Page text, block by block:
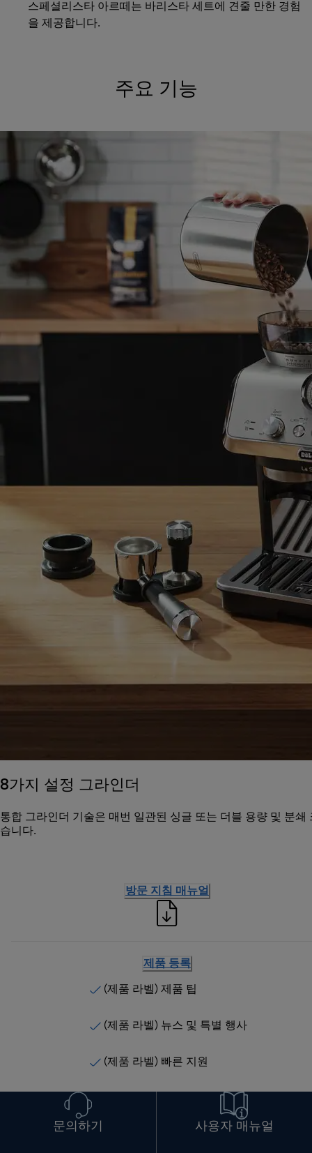
스페셜리스타 아르떼는 바리스타 세트에 견줄 만한 경험
을 제공합니다.
주요 기능
8가지 설정 그라인더
통합 그라인더 기술은 매번 일관된 싱글 또는 더블 용량 및 분
습니다.
방문 지침 매뉴얼
제품 등록
(제품 라벨) 제품 팁
(제품 라벨) 뉴스 및 특별 행사
(제품 라벨) 빠른 지원
문의하기 사용자 매뉴얼